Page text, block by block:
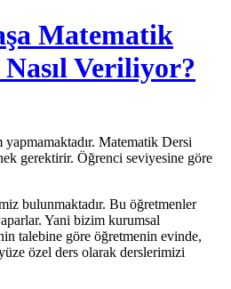
Matematik
Veriliyor?
Matematik Dersi
gerektirir. Öğrenci seviyesine göre
bulunmaktadır. Bu öğretmenler
Yani bizim kurumsal
talebine göre öğretmenin evinde,
özel ders olarak derslerimizi